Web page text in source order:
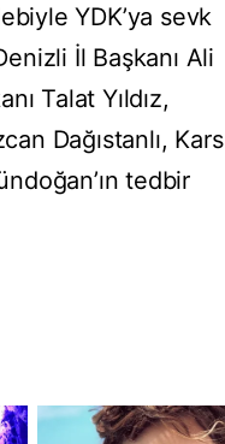
YDK’ya sevk
İl Başkanı Ali
Talat Yıldız,
Dağıstanlı, Kars
tedbir